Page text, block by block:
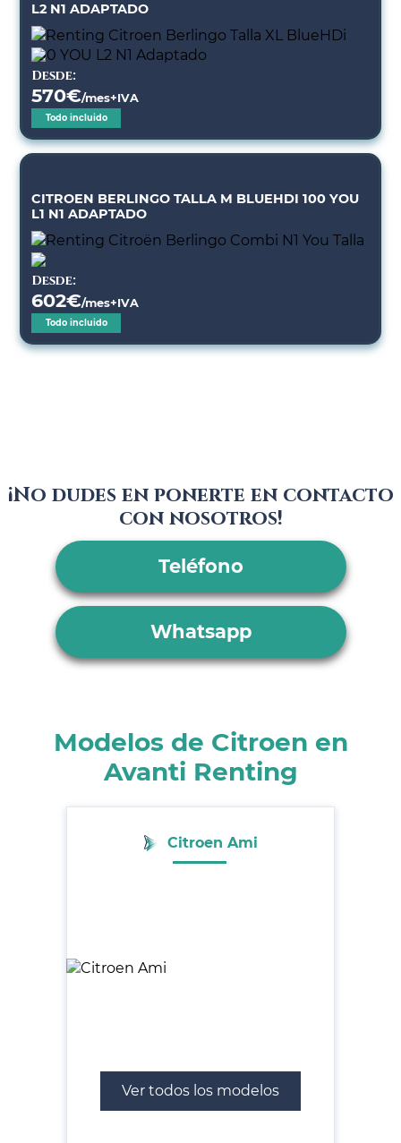
L2 N1 ADAPTADO
Desde:
570€/mes+IVA
Todo incluido
CITROEN BERLINGO TALLA M BLUEHDI 100 YOU
L1 N1 ADAPTADO
Desde:
602€/mes+IVA
Todo incluido
¡No dudes en ponerte en contacto
con nosotros!
Teléfono
Whatsapp
Modelos de Citroen en
Avanti Renting
Citroen Ami
Ver todos los modelos